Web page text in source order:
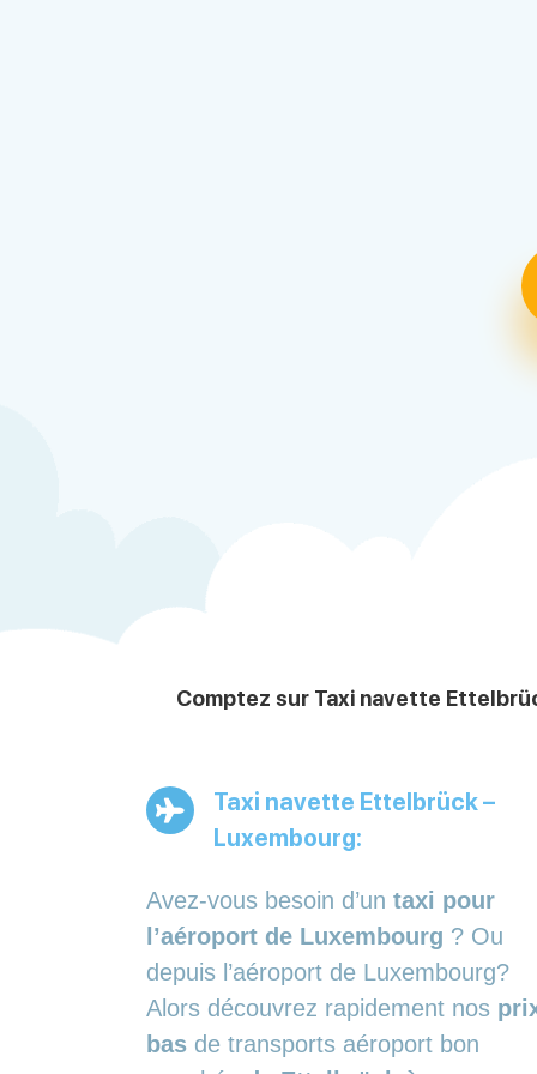
Comptez sur Taxi navette
Taxi navette Ettelbrück –
Luxembourg:
Avez-vous besoin d’un taxi pour
l’aéroport de Luxembourg ? Ou
depuis l’aéroport de Luxembourg?
Alors découvrez rapidement nos
bas de transports aéroport bon